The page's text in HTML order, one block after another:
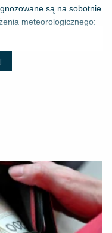
są na sobotnie
meteorologicznego: